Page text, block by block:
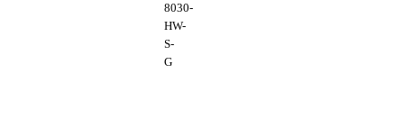
8030-
HW-
S-
G